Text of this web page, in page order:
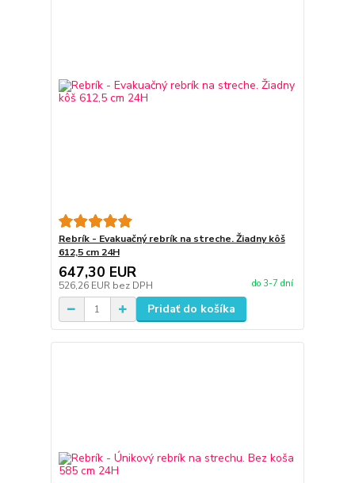
Rebrík - Evakuačný rebrík na streche. Žiadny kôš
612,5 cm 24H
647,30 EUR
526,26 EUR bez DPH do 3-7 dní
Pridať do košíka